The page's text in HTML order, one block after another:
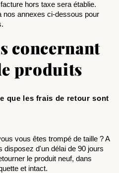
hors taxe sera établie.
nos annexes ci-dessous pour
concernant
produits
que les frais de retour sont
vous êtes trompé de taille ? A
disposez d'un délai de 90 jours
le produit neuf, dans
et intact.